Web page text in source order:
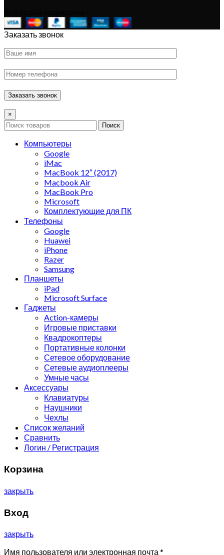
Заказать звонок
×
Поиск
Компьютеры
Google
iMac
MacBook 12″ (2017)
Macbook Air
MacBook Pro
Microsoft
Комплектующие для ПК
Телефоны
Google
Huawei
iPhone
Razer
Samsung
Планшеты
iPad
Microsoft Surface
Гаджеты
Action-камеры
Игровые приставки
Квадрокоптеры
Портативные колонки
Сетевое оборудование
Сетевые аудиоплееры
Умные часы
Аксессуары
Клавиатуры
Наушники
Чехлы
Список желаний
Сравнить
Логин / Регистрация
Корзина
закрыть
Вход
закрыть
Имя пользователя или электронная почта *